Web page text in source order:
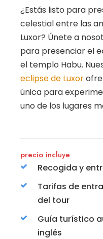
¿Estás listo para
celestial entre las
Luxor? Únete a
para presenciar el
el templo Habu.
eclipse de Luxor
única para
uno de los lugares
precio incluye
Recogida y
Tarifas de
del tour
Guía turístico
inglés